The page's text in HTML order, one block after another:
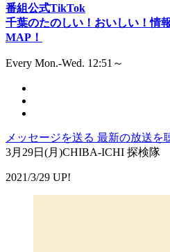
番組公式TikTok
千葉のたのしい！おいしい！情
MAP！
Every Mon.-Wed. 12:51～
メッセージを送る 最新の放送を
3月29日(月)CHIBA-ICHI 探検隊
2021/3/29 UP!